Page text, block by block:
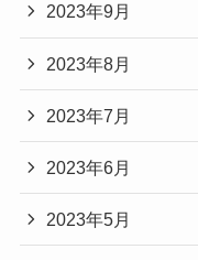
2023年9月
2023年8月
2023年7月
2023年6月
2023年5月